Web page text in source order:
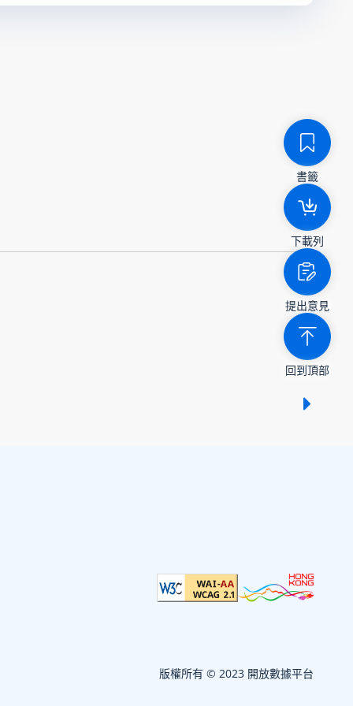
書籤
下載列
提出意見
回到頂部
版權所有 © 2023 開放數據平台